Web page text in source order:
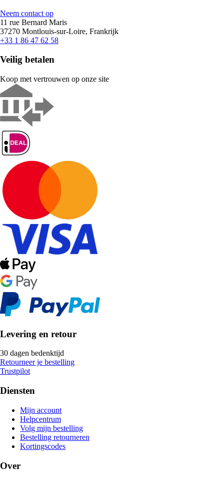
Neem contact op
11 rue Bernard Maris
37270 Montlouis-sur-Loire, Frankrijk
+33 1 86 47 62 58
Veilig betalen
Koop met vertrouwen op onze site
Levering en retour
30 dagen bedenktijd
Retourneer je bestelling
Trustpilot
Diensten
Mijn account
Helpcentrum
Volg mijn bestelling
Bestelling retourneren
Kortingscodes
Over